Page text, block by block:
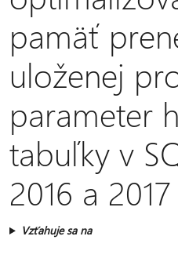
pamäť
uloženej
parameter
tabuľky v
2016 a 2017
Vzťahuje sa na